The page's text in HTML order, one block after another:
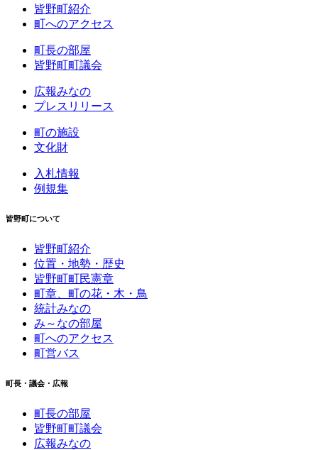
皆野町紹介
町へのアクセス
町長の部屋
皆野町町議会
広報みなの
プレスリリース
町の施設
文化財
入札情報
例規集
皆野町について
皆野町紹介
位置・地勢・歴史
皆野町町民憲章
町章、町の花・木・鳥
統計みなの
み～なの部屋
町へのアクセス
町営バス
町長・議会・広報
町長の部屋
皆野町町議会
広報みなの